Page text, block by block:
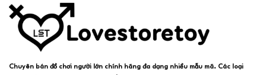
Chuyên bán đồ chơi người lớn chính hãng đa dạng nhiều mẫu mã. Các loại